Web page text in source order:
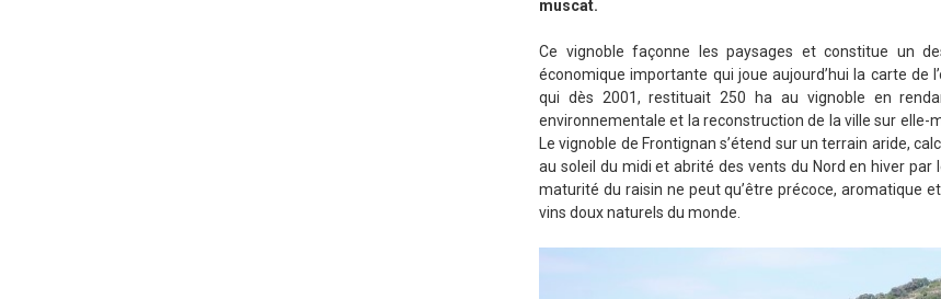
muscat.
Ce vignoble façonne les paysages et constitue un
économique importante qui joue aujourd’hui la carte de
qui dès 2001, restituait 250 ha au vignoble en
environnementale et la reconstruction de la ville sur elle-
Le vignoble de Frontignan s’étend sur un terrain aride,
au soleil du midi et abrité des vents du Nord en hiver par
maturité du raisin ne peut qu’être précoce, aromatique
vins doux naturels du monde.